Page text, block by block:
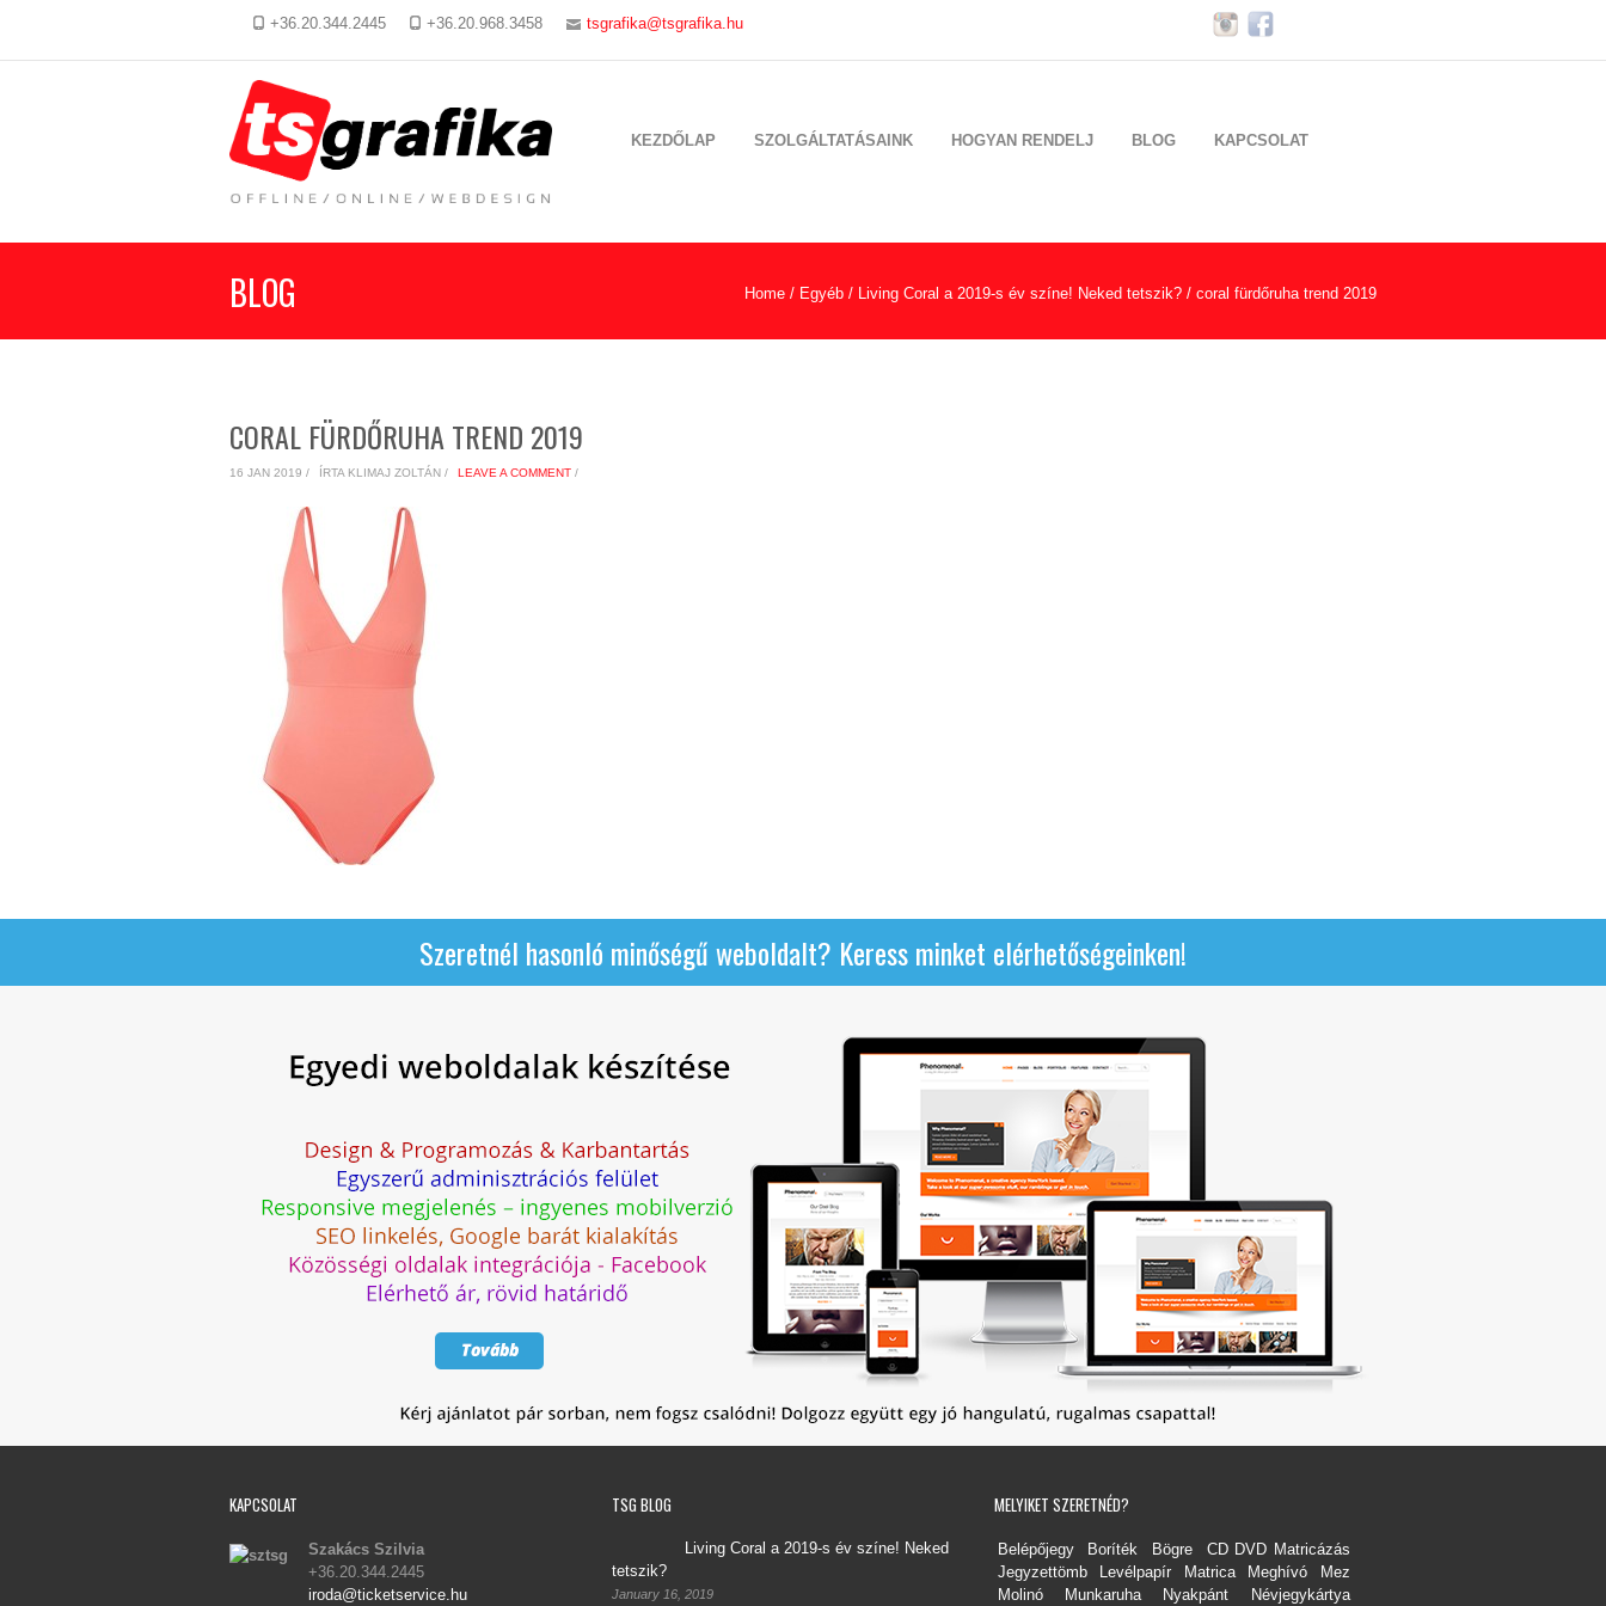
tsgrafika@tsgrafika.hu
+36.20.968.3458
+36.20.344.2445
KEZDŐLAP SZOLGÁLTATÁSAINK HOGYAN RENDELJ BLOG KAPCSOLAT
BLOG Home / Egyéb / Living Coral a 2019-s év színe! Neked tetszik? / coral fürdőruha trend 2019
CORAL FÜRDŐRUHA TREND 2019
16 JAN 2019 / ÍRTA KLIMAJ ZOLTÁN / LEAVE A COMMENT /
Szeretnél hasonló minőségű weboldalt? Keress minket elérhetőségeinken!
KAPCSOLAT
Szakács Szilvia
+36.20.344.2445
iroda@ticketservice.hu
TSG BLOG
Living Coral a 2019-s év színe! Neked
tetszik?
January 16, 2019
MELYIKET SZERETNÉD?
Belépőjegy Boríték Bögre
CD DVD Matricázás
Jegyzettömb
Levélpapír Matrica Meghívó
Mez
Molinó
Munkaruha Nyakpánt Névjegykártya